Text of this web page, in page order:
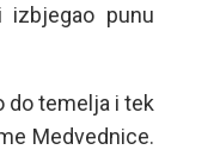
izbjegao punu
do temelja i tek
Medvednice.